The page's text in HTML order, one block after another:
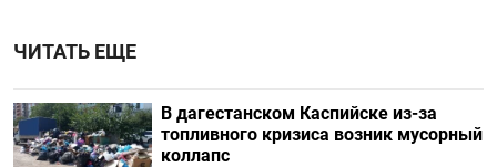
ЧИТАТЬ ЕЩЕ
В дагестанском Каспийске из-за
топливного кризиса возник мусорный
коллапс